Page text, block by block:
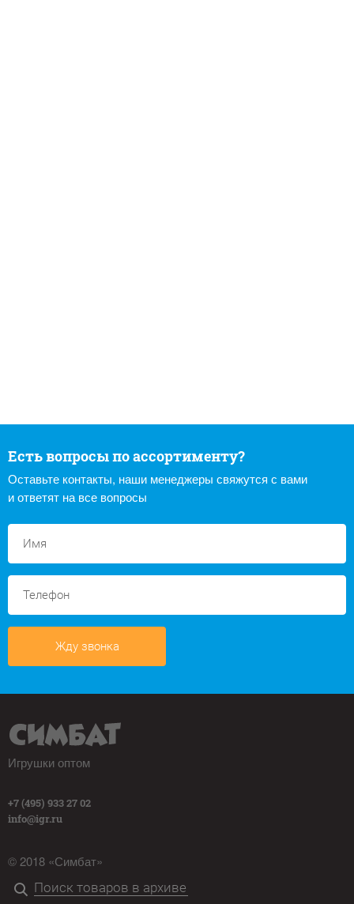
Есть вопросы по ассортименту?
Оставьте контакты, наши менеджеры свяжутся с вами
и ответят на все вопросы
Жду звонка
Игрушки оптом
+7 (495) 933 27 02
info@igr.ru
© 2018 «Симбат»